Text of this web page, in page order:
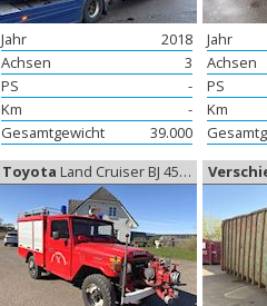
Jahr
2018
Achsen
3
PS
-
Km
-
Gesamtgewicht
39.000
Jahr
Achsen
PS
Km
Toyota Land Cruiser BJ 45, Andere...